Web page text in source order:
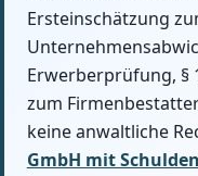
Ersteinschätzung
Erwerberprüfung, §
zum
keine anwaltliche
GmbH mit